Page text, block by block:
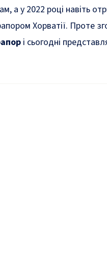
а у 2022 році навіть
Хорватії. Проте
і сьогодні